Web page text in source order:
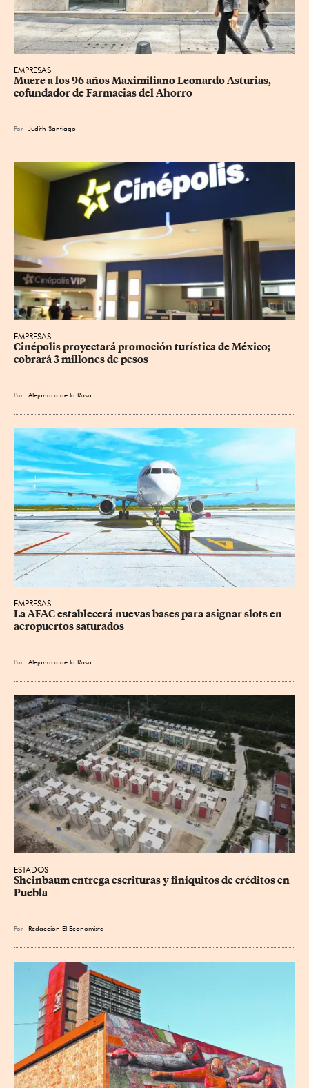
EMPRESAS
Muere a los 96 años Maximiliano Leonardo Asturias,
cofundador de Farmacias del Ahorro
Por Judith Santiago
EMPRESAS
Cinépolis proyectará promoción turística de México;
cobrará 3 millones de pesos
Por Alejandro de la Rosa
EMPRESAS
La AFAC establecerá nuevas bases para asignar slots en
aeropuertos saturados
Por Alejandro de la Rosa
ESTADOS
Sheinbaum entrega escrituras y finiquitos de créditos en
Puebla
Por Redacción El Economista